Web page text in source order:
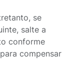
se
salte a
conforme
compensar